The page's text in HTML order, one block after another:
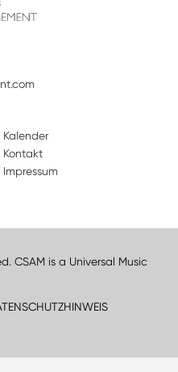
Kalender
Kontakt
Impressum
CSAM is a Universal Music